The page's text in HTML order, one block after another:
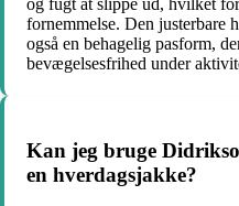
fornemmelse. Den justerbare
også en behagelig pasform,
bevægelsesfrihed under
Kan jeg bruge
en hverdagsjakke?